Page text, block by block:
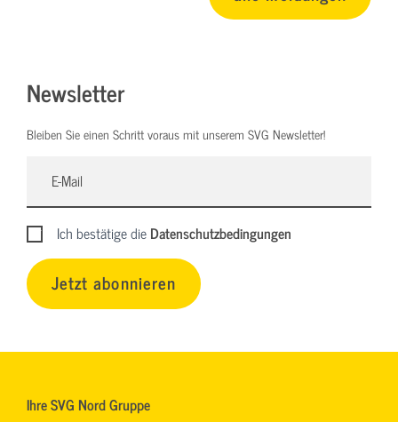
Newsletter
Bleiben Sie einen Schritt voraus mit unserem SVG Newsletter!
Ich bestätige dieDatenschutzbedingungen
Jetzt abonnieren
Ihre SVG Nord Gruppe